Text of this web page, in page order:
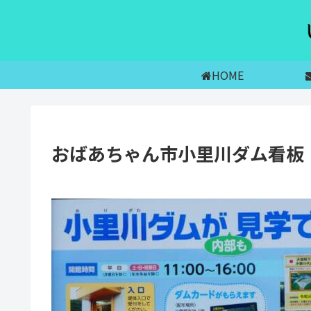
HOME
おばあちゃん市小里川ダム看板